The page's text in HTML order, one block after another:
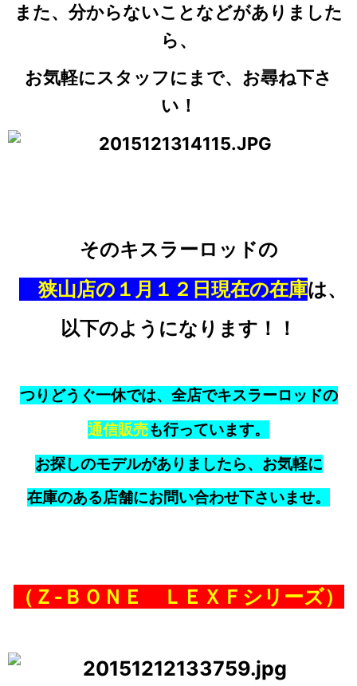
また、分からないことなどがありました
ら、
お気軽にスタッフにまで、お尋ね下さ
い！
そのキスラーロッドの
狭山店の１月１２日現在の在庫は、
以下のようになります！！
つりどうぐ一休では、全店でキスラーロッドの
通信販売も行っています。
お探しのモデルがありましたら、お気軽に
在庫のある店舗にお問い合わせ下さいませ。
（Ｚ‐ＢＯＮＥ ＬＥＸＦシリーズ）